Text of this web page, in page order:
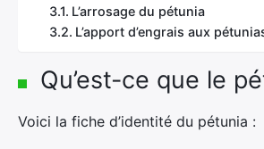
L’arrosage du pétunia
L’apport d’engrais aux
Qu’est-ce que le
Voici la fiche d’identité du pétunia :